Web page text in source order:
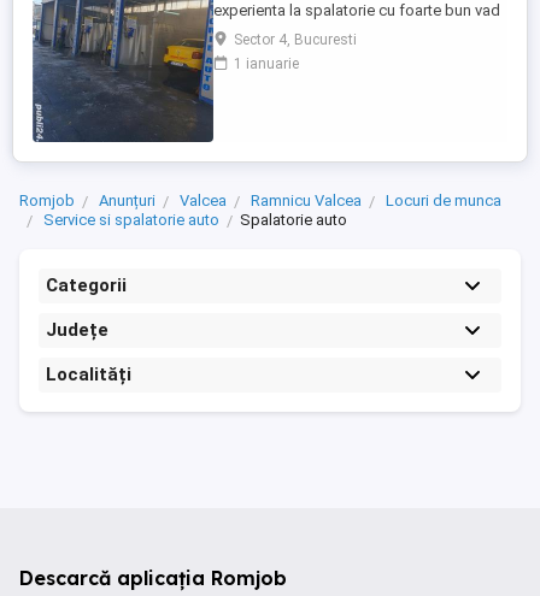
experienta la spalatorie cu foarte bun vad
comercial in sectorul 4 la sosea Luica
intersectie cu Uioara. Oferim comisioane
50% la degresari, tapiterii, polish Venituri
Sector 4, Bucuresti
1 ianuarie
Romjob Anunțuri Valcea Ramnicu Valcea
Locuri de munca
Service si spalatorie auto
Spalatorie auto
Categorii
Județe
Localități
Descarcă aplicația Romjob